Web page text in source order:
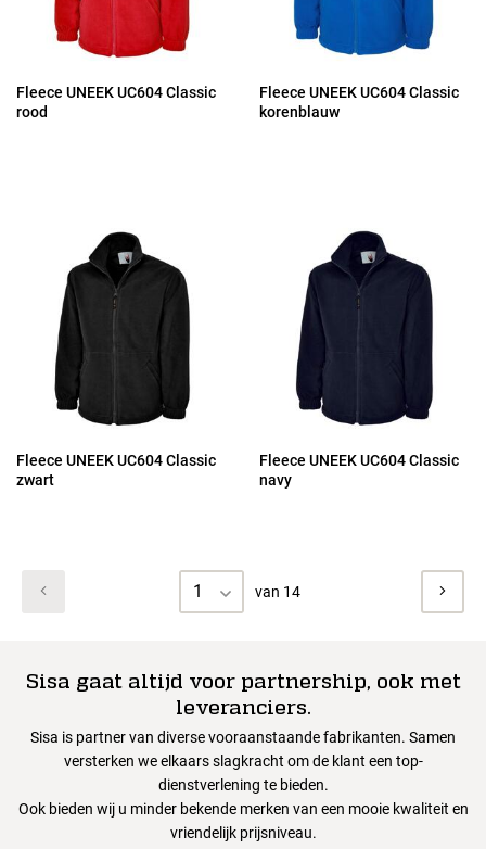
Fleece UNEEK UC604 Classic
rood
Fleece UNEEK UC604 Classic
korenblauw
Fleece UNEEK UC604 Classic
zwart
Fleece UNEEK UC604 Classic
navy
1 van 14
Sisa gaat altijd voor partnership, ook met
leveranciers.
Sisa is partner van diverse vooraanstaande fabrikanten. Samen
versterken we elkaars slagkracht om de klant een top-
dienstverlening te bieden.
Ook bieden wij u minder bekende merken van een mooie kwaliteit en
vriendelijk prijsniveau.